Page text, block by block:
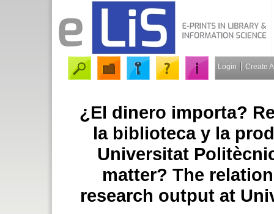
Login Create
¿El dinero importa?
la biblioteca y la
Universitat
matter? The
research output at